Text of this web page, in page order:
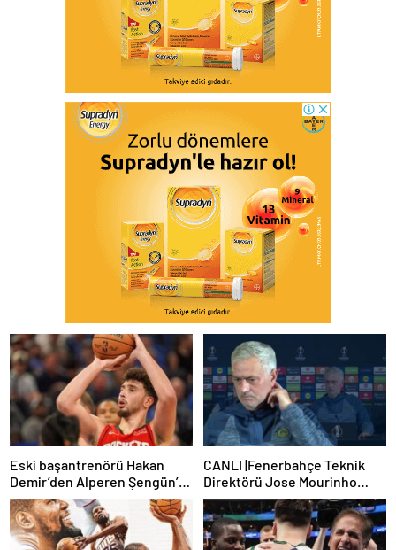
Eski başantrenörü Hakan
Demir’den Alperen Şengün’e
övgü
CANLI |Fenerbahçe Teknik
Direktörü Jose Mourinho
basın toplantısı düzenliyor:
Sakatlık ve Mauro Icardi
cevabı!